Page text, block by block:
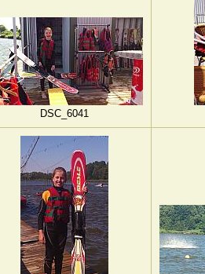
DSC_6041